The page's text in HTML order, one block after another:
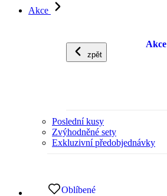
Akce
zpět
Akce
Poslední kusy
Zvýhodněné sety
Exkluzivní předobjednávky
Oblíbené